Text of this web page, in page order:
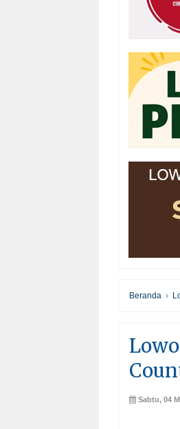
Beranda ›
Sabtu, 04